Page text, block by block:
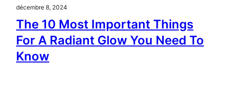
décembre 8, 2024
The 10 Most Important Things
For A Radiant Glow You Need To
Know